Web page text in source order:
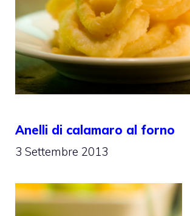
Anelli di calamaro al forno
3 Settembre 2013